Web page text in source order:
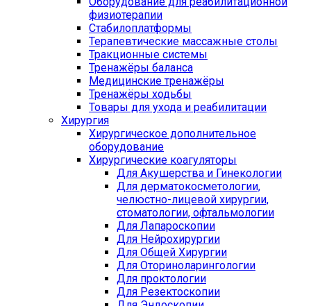
физиотерапии
Стабилоплатформы
Терапевтические массажные столы
Тракционные системы
Тренажёры баланса
Медицинские тренажёры
Тренажёры ходьбы
Товары для ухода и реабилитации
Хирургия
Хирургическое дополнительное
оборудование
Хирургические коагуляторы
Для Акушерства и Гинекологии
Для дерматокосметологии,
челюстно-лицевой хирургии,
стоматологии, офтальмологии
Для Лапароскопии
Для Нейрохирургии
Для Общей Хирургии
Для Оториноларингологии
Для проктологии
Для Резектоскопии